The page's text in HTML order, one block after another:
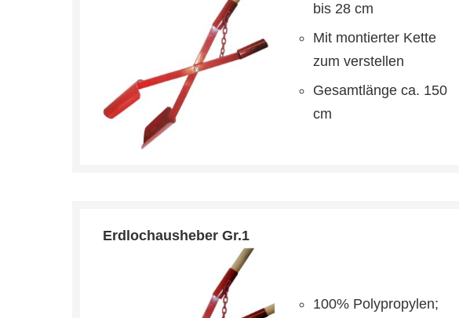
bis 28 cm
Mit montierter Kette
zum verstellen
Gesamtlänge ca. 150
cm
Erdlochausheber Gr.1
100% Polypropylen;